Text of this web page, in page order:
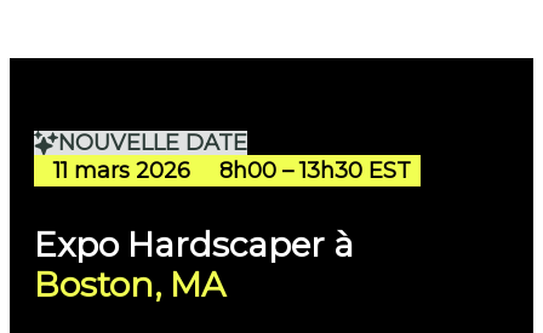
NOUVELLE DATE
11 mars 2026
8h00 – 13h30 EST
Expo Hardscaper à
Boston, MA